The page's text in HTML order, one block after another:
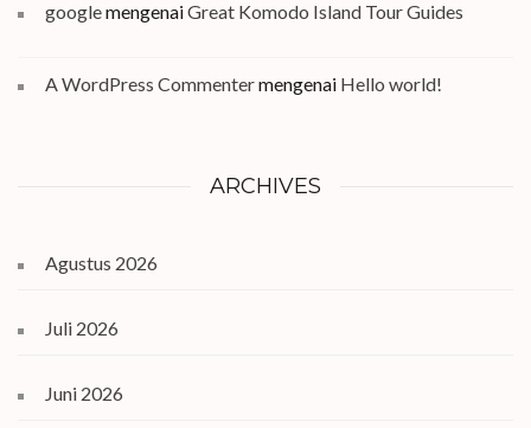
googlemengenaiGreat Komodo Island Tour Guides
A WordPress Commentermengenai Hello world!
ARCHIVES
Agustus 2026
Juli 2026
Juni 2026